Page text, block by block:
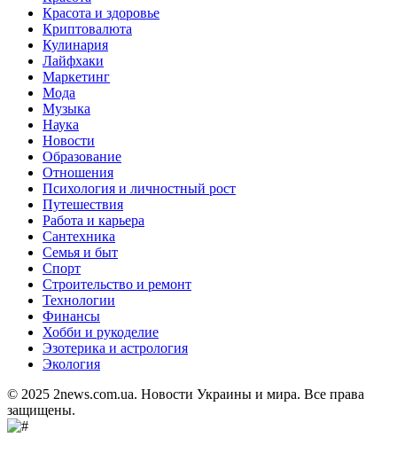
Красота и здоровье
Криптовалюта
Кулинария
Лайфхаки
Маркетинг
Мода
Музыка
Наука
Новости
Образование
Отношения
Психология и личностный рост
Путешествия
Работа и карьера
Сантехника
Семья и быт
Спорт
Строительство и ремонт
Технологии
Финансы
Хобби и рукоделие
Эзотерика и астрология
Экология
© 2025 2news.com.ua. Новости Украины и мира. Все права
защищены.